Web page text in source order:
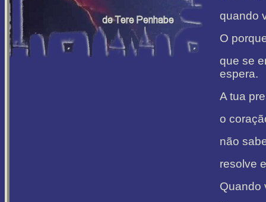
quando
O
que se
espera.
A tua
o
não
resolve
Quando